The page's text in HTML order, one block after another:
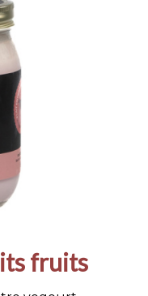
fruits